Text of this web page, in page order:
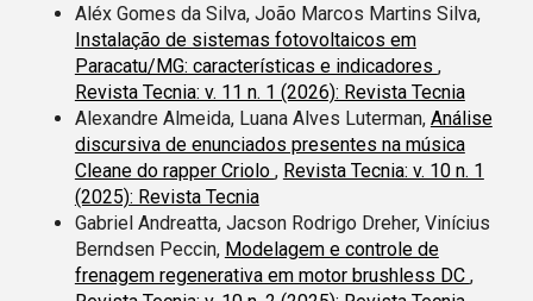
Aléx Gomes da Silva, João Marcos Martins Silva,
Instalação de sistemas fotovoltaicos em
Paracatu/MG: características e indicadores ,
Revista Tecnia: v. 11 n. 1 (2026): Revista Tecnia
Alexandre Almeida, Luana Alves Luterman, Análise
discursiva de enunciados presentes na música
Cleane do rapper Criolo , Revista Tecnia: v. 10 n. 1
(2025): Revista Tecnia
Gabriel Andreatta, Jacson Rodrigo Dreher, Vinícius
Berndsen Peccin, Modelagem e controle de
frenagem regenerativa em motor brushless DC ,